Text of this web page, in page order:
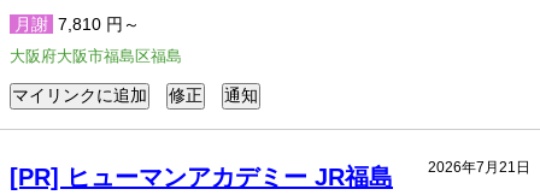
月謝 7,810 円～
大阪府大阪市福島区福島
2026年7月21日
[PR] ヒューマンアカデミー JR福島